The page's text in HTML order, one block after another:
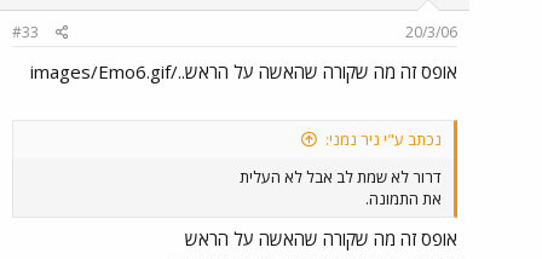
20/3/06
#33
אופס זה מה שקורה שהאשה על הראש../images/Emo6.gif
נכתב ע"י ניר נמני:
דרור לא שמת לב אבל לא העלית
את התמונה.
אופס זה מה שקורה שהאשה על הראש